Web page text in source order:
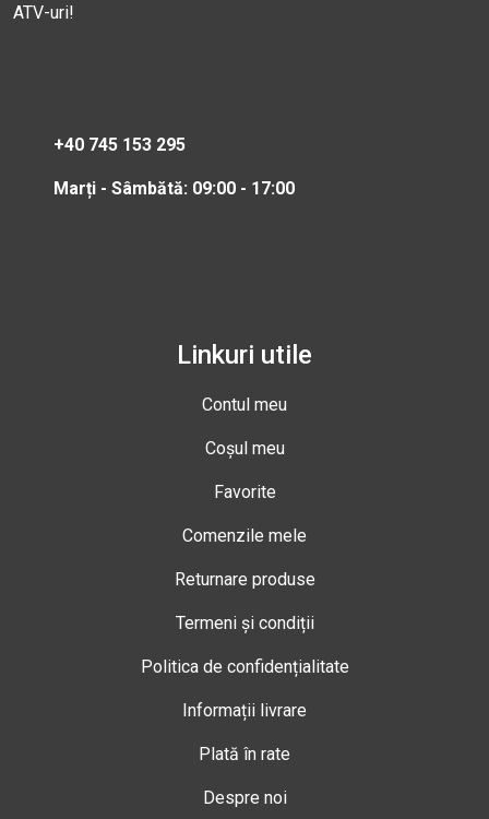
ATV-uri!
+40 745 153 295
Marți - Sâmbătă: 09:00 - 17:00
Linkuri utile
Contul meu
Coșul meu
Favorite
Comenzile mele
Returnare produse
Termeni și condiții
Politica de confidențialitate
Informații livrare
Plată în rate
Despre noi